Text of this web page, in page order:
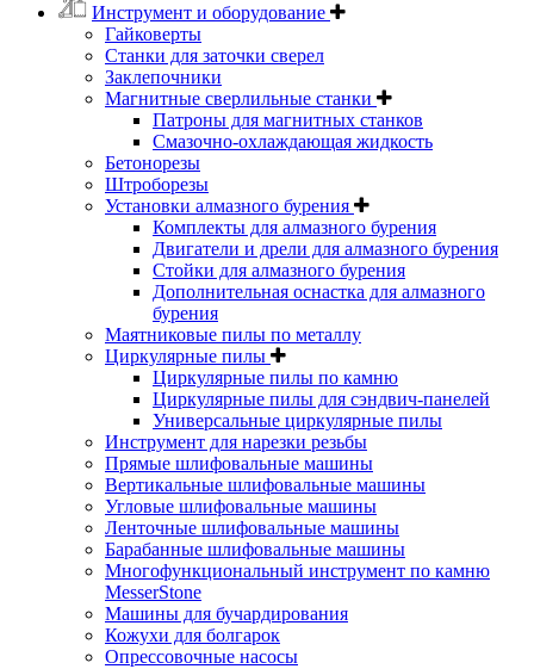
Инструмент и оборудование
Гайковерты
Станки для заточки сверел
Заклепочники
Магнитные сверлильные станки
Патроны для магнитных станков
Смазочно-охлаждающая жидкость
Бетонорезы
Штроборезы
Установки алмазного бурения
Комплекты для алмазного бурения
Двигатели и дрели для алмазного бурения
Стойки для алмазного бурения
Дополнительная оснастка для алмазного
бурения
Маятниковые пилы по металлу
Циркулярные пилы
Циркулярные пилы по камню
Циркулярные пилы для сэндвич-панелей
Универсальные циркулярные пилы
Инструмент для нарезки резьбы
Прямые шлифовальные машины
Вертикальные шлифовальные машины
Угловые шлифовальные машины
Ленточные шлифовальные машины
Барабанные шлифовальные машины
Многофункциональный инструмент по камню
MesserStone
Машины для бучардирования
Кожухи для болгарок
Опрессовочные насосы